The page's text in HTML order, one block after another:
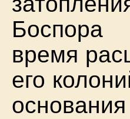
Боспора
время
его